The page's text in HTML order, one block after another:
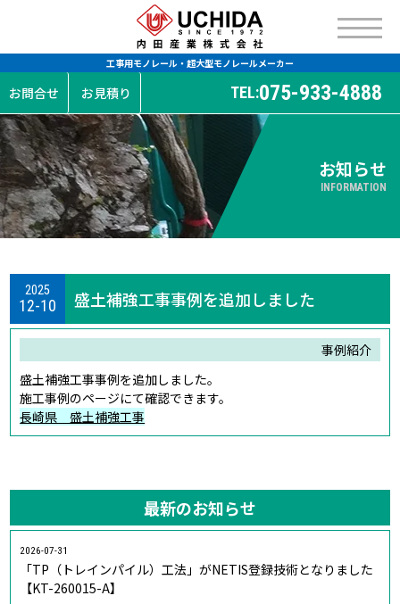
工事用モノレール・超大型モノレールメーカー
お問合せ お見積り TEL:075-933-4888
お知らせ
INFORMATION
2025
12-10 盛土補強工事事例を追加しました
事例紹介
盛土補強工事事例を追加しました。
施工事例のページにて確認できます。
長崎県 盛土補強工事
最新のお知らせ
2026-07-31
「TP（トレインパイル）工法」がNETIS登録技術となりました
【KT-260015-A】